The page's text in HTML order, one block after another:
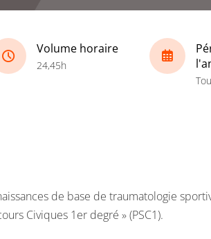
Volume horaire
24,45h
de base de traumatologie
Civiques 1er degré » (PSC1).